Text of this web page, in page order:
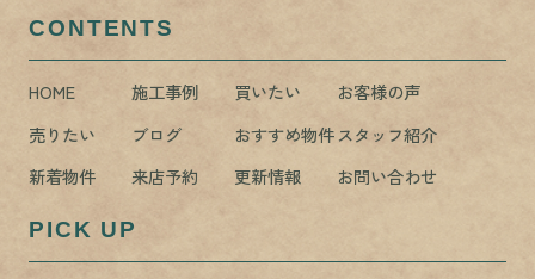
CONTENTS
HOME 施工事例 買いたい
お客様の声
売りたい
ブログ おすすめ物件スタッフ紹介
新着物件
来店予約 更新情報 お問い合わせ
PICK UP